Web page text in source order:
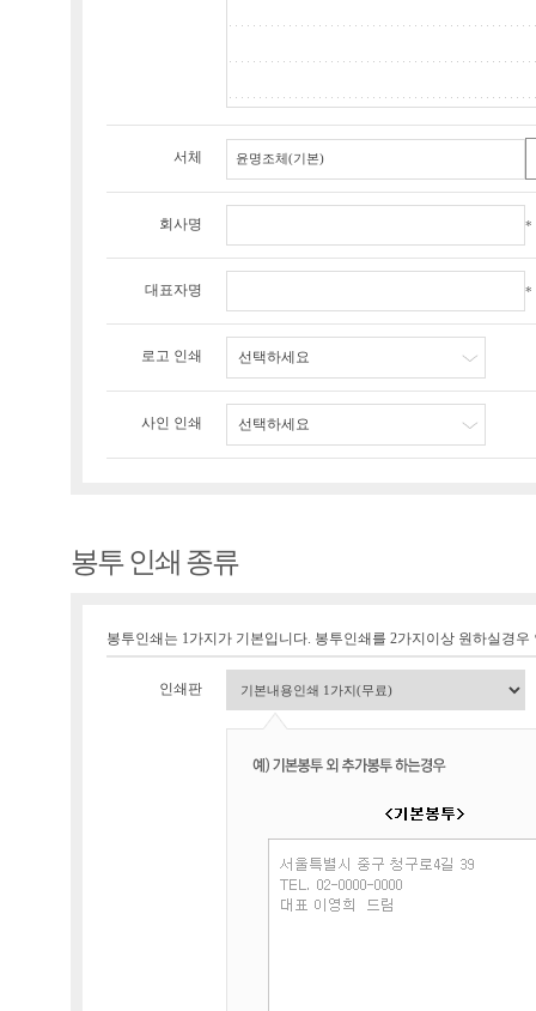
서체
회사명 *
대표자명 *
로고 인쇄 선택하세요
사인 인쇄 선택하세요
봉투 인쇄 종류
봉투인쇄는 1가지가 기본입니다. 봉투인쇄를 2가지이상 원하실경
인쇄판